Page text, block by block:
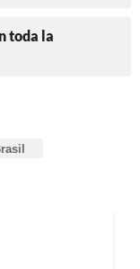
toda la